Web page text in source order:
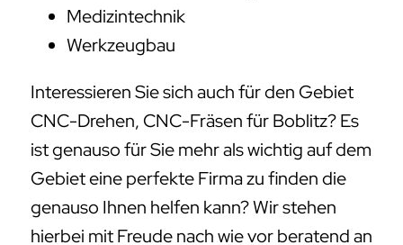
Medizintechnik
Werkzeugbau
Interessieren Sie sich auch für den Gebiet
CNC-Drehen, CNC-Fräsen für Boblitz? Es
ist genauso für Sie mehr als wichtig auf dem
Gebiet eine perfekte Firma zu finden die
genauso Ihnen helfen kann? Wir stehen
hierbei mit Freude nach wie vor beratend an